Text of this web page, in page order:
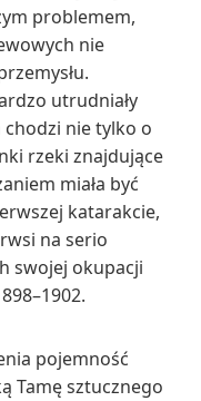
problemem,
nie
utrudniały
chodzi nie tylko o
rzeki znajdujące
miała być
katarakcie,
na serio
swojej okupacji
pojemność
Tamę sztucznego